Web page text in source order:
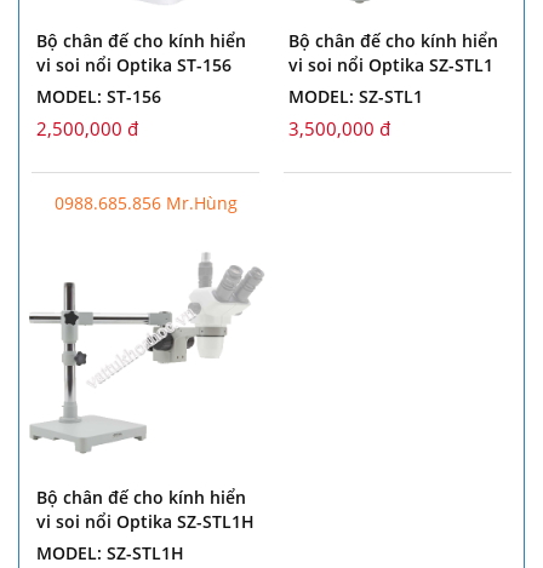
Bộ chân đế cho kính hiển
vi soi nổi Optika ST-156
MODEL: ST-156
2,500,000 đ
Bộ chân đế cho kính hiển
vi soi nổi Optika SZ-STL1
MODEL: SZ-STL1
3,500,000 đ
0988.685.856 Mr.Hùng
Bộ chân đế cho kính hiển
vi soi nổi Optika SZ-STL1H
MODEL: SZ-STL1H